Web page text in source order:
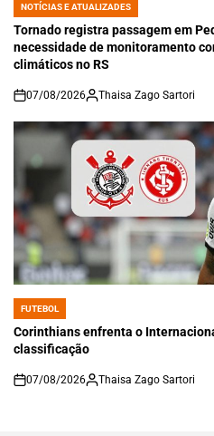
POSTED
IN
NOTÍCIAS E ATUALIZADES
Tornado registra passagem em
necessidade de monitoramento
climáticos no RS
on
07/08/2026 Thaisa Zago Sartori
POSTED
IN
FUTEBOL
Corinthians enfrenta o
classificação
on
07/08/2026 Thaisa Zago Sartori